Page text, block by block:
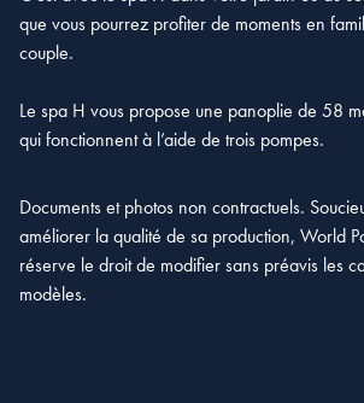
que vous pourrez profiter de moments en
couple.
Le spa H vous propose une panoplie de 58
qui fonctionnent à l’aide de trois pompes.
Documents et photos non contractuels.
améliorer la qualité de sa production, World
réserve le droit de modifier sans préavis les
modèles.